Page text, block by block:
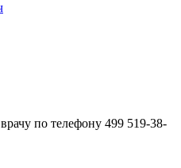
по телефону 499 519-38-